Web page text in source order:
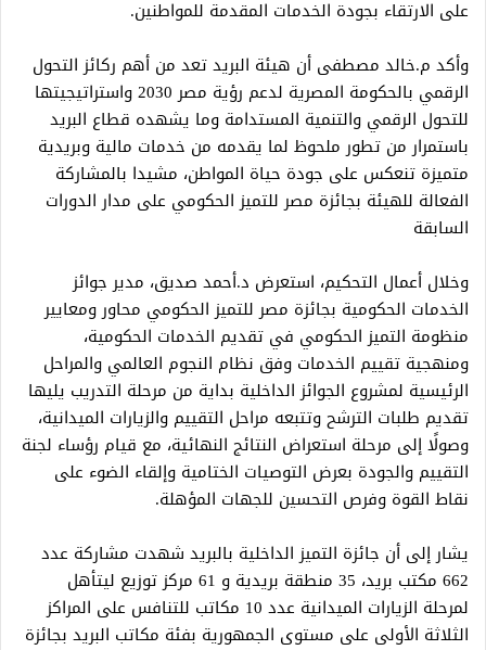
على الارتقاء بجودة الخدمات المقدمة للمواطنين.
وأكد م.خالد مصطفى أن هيئة البريد تعد من أهم ركائز التحول
الرقمي بالحكومة المصرية لدعم رؤية مصر 2030 واستراتيجيتها
للتحول الرقمي والتنمية المستدامة وما يشهده قطاع البريد
باستمرار من تطور ملحوظ لما يقدمه من خدمات مالية وبريدية
متميزة تنعكس على جودة حياة المواطن، مشيدا بالمشاركة
الفعالة للهيئة بجائزة مصر للتميز الحكومي على مدار الدورات
السابقة
وخلال أعمال التحكيم، استعرض د.أحمد صديق، مدير جوائز
الخدمات الحكومية بجائزة مصر للتميز الحكومي محاور ومعايير
منظومة التميز الحكومي في تقديم الخدمات الحكومية،
ومنهجية تقييم الخدمات وفق نظام النجوم العالمي والمراحل
الرئيسية لمشروع الجوائز الداخلية بداية من مرحلة التدريب يليها
تقديم طلبات الترشح وتتبعه مراحل التقييم والزيارات الميدانية،
وصولًا إلى مرحلة استعراض النتائج النهائية، مع قيام رؤساء لجنة
التقييم والجودة بعرض التوصيات الختامية وإلقاء الضوء على
نقاط القوة وفرص التحسين للجهات المؤهلة.
يشار إلى أن جائزة التميز الداخلية بالبريد شهدت مشاركة عدد
662 مكتب بريد، 35 منطقة بريدية و 61 مركز توزيع ليتأهل
لمرحلة الزيارات الميدانية عدد 10 مكاتب للتنافس على المراكز
الثلاثة الأولى على مستوى الجمهورية بفئة مكاتب البريد بجائزة